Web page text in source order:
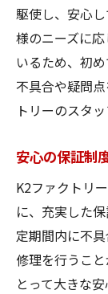
お客
K2フ
K2ファク
術力
経験
お客
K2
業界
駆使し、安心
様のニーズに
いるため、初
不具合や疑問
トリーのスタ
安心の保証制
K2ファクトリ
に、充実した
定期間内に不
修理を行うこ
とって大きな